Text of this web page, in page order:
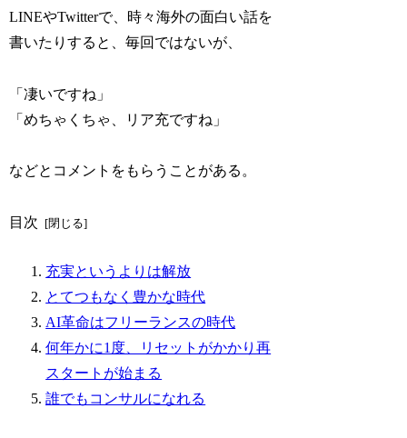
LINEやTwitterで、時々海外の面白い話を
書いたりすると、毎回ではないが、
「凄いですね」
「めちゃくちゃ、リア充ですね」
などとコメントをもらうことがある。
目次
充実というよりは解放
とてつもなく豊かな時代
AI革命はフリーランスの時代
何年かに1度、リセットがかかり再
スタートが始まる
誰でもコンサルになれる